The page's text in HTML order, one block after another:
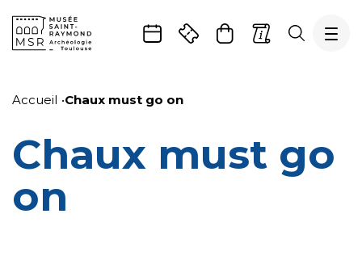
au
à
à
page
site
Accueil Chaux must go on
Chaux must go
on